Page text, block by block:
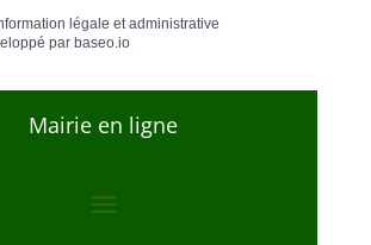
légale et administrative
par baseo.io
Mairie en ligne